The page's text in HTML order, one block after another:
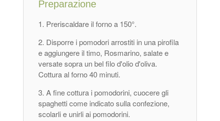
Preparazione
Preriscaldare il forno a 150°.
Disporre i pomodori arrostiti in una pirofila
e aggiungere il timo, Rosmarino, salate e
versate sopra un bel filo d'olio d'oliva.
Cottura al forno 40 minuti.
A fine cottura i pomodorini, cuocere gli
spaghetti come indicato sulla confezione,
scolarli e unirli ai pomodorini.